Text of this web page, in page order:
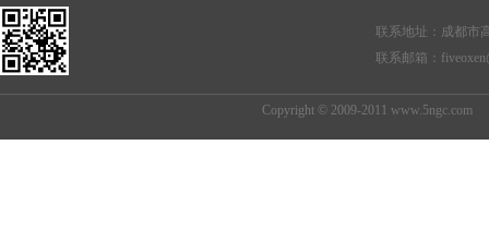
联系地址：成都市
联系邮箱：
Copyright © 2009-2011 www.5ngc.com